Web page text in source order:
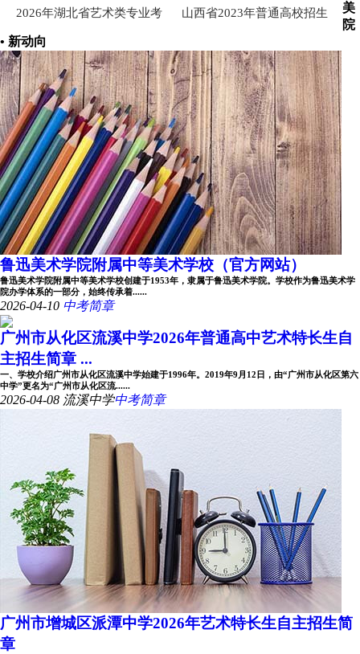
2026年湖北省艺术类专业考
山西省2023年普通高校招生
专业成绩查询 ...
美
院
• 新动向
鲁迅美术学院附属中等美术学校（官方网站）
鲁迅美术学院附属中等美术学校创建于1953年，隶属于鲁迅美术学院。学校作为鲁迅美术学
院办学体系的一部分，始终传承着......
2026-04-10 中考简章
广州市从化区流溪中学2026年普通高中艺术特长生自
主招生简章 ...
一、学校介绍广州市从化区流溪中学始建于1996年。2019年9月12日，由“广州市从化区第六
中学”更名为“广州市从化区流......
2026-04-08 流溪中学中考简章
广州市增城区派潭中学2026年艺术特长生自主招生简
章